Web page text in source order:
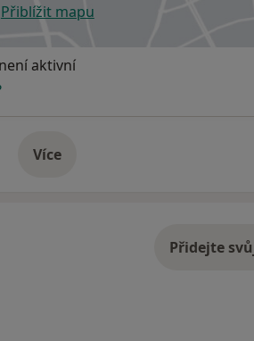
Přiblížit mapuse otevře v nové záložce
aktivní
Víceo adrese
Přidejte